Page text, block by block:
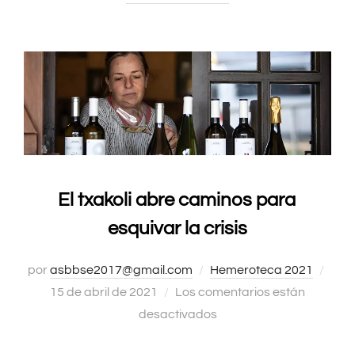
El txakoli abre caminos para
esquivar la crisis
porasbbse2017@gmail.com Hemeroteca 2021
15 de abril de 2021
Los comentarios están
desactivados